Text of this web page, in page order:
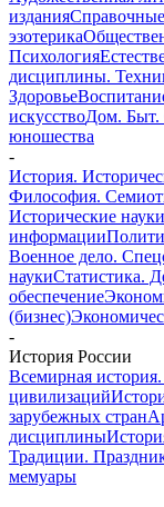
издания
эзотерика
Психология
дисциплины.
Здоровье
искусствоДом. Быт.
юношества
-
История.
Философия.
Исторические науки
информации
Военное дело.
наукиСтатистика.
обеспечение
(бизнес)
-
История России
Всемирная
цивилизаций
зарубежных стран
дисциплины
Традиции.
мемуары